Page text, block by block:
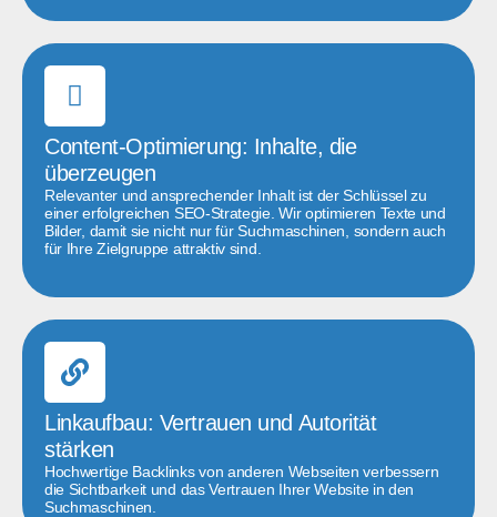
Content-Optimierung: Inhalte, die
überzeugen
Relevanter und ansprechender Inhalt ist der Schlüssel zu
einer erfolgreichen SEO-Strategie. Wir optimieren Texte und
Bilder, damit sie nicht nur für Suchmaschinen, sondern auch
für Ihre Zielgruppe attraktiv sind.
Linkaufbau: Vertrauen und Autorität
stärken
Hochwertige Backlinks von anderen Webseiten verbessern
die Sichtbarkeit und das Vertrauen Ihrer Website in den
Suchmaschinen.